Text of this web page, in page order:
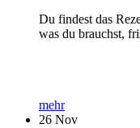
Du findest das
was du brauchst,
mehr
26 Nov